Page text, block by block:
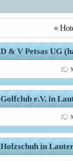
«
D & V Petsas UG
Golfclub e.V. in
Holzschuh in